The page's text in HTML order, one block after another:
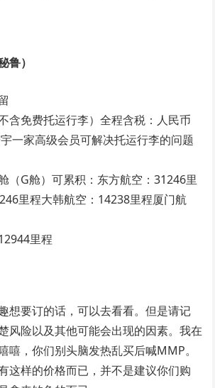
鲁）
含免费托运行李）全程含税：人民币
一家高级会员可解决托运行李的问题
（G舱）可累积：东方航空：31246里
里程大韩航空：14238里程厦门航
里程
想要订的话，可以去看看。但是请记
风险以及其他可能会出现的因素。我在
嘻，你们别头脑发热乱买后喊MMP。
这样的价格而已，并不是建议你们购